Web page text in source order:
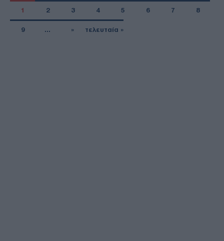
1 2 3 4 5 6 7 8
9 … » τελευταία »